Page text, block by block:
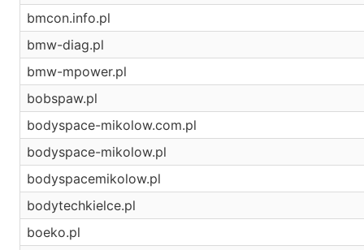
bmcon.info.pl
bmw-diag.pl
bmw-mpower.pl
bobspaw.pl
bodyspace-mikolow.com.pl
bodyspace-mikolow.pl
bodyspacemikolow.pl
bodytechkielce.pl
boeko.pl